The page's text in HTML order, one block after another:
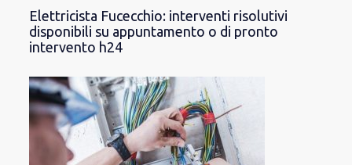
Elettricista Fucecchio: interventi risolutivi
disponibili su appuntamento o di pronto
intervento h24